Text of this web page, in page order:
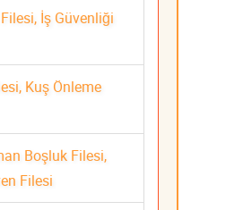
İş Güvenliği
Kuş Önleme
Boşluk Filesi,
Filesi